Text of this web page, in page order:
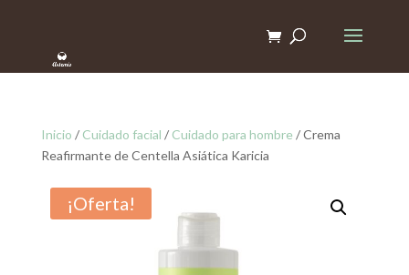
Inicio / Cuidado facial / Cuidado para hombre / Crema
Reafirmante de Centella Asiática Karicia
¡Oferta!